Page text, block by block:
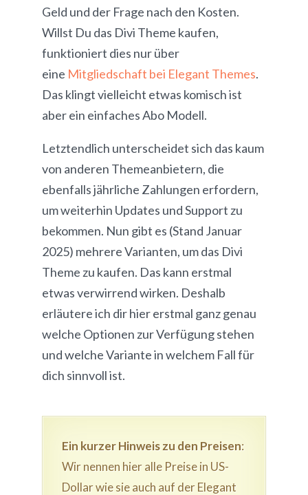
Geld und der Frage nach den Kosten.
Willst Du das Divi Theme kaufen,
funktioniert dies nur über
eine Mitgliedschaft bei Elegant Themes.
Das klingt vielleicht etwas komisch ist
aber ein einfaches Abo Modell.
Letztendlich unterscheidet sich das kaum
von anderen Themeanbietern, die
ebenfalls jährliche Zahlungen erfordern,
um weiterhin Updates und Support zu
bekommen. Nun gibt es (Stand Januar
2025) mehrere Varianten, um das Divi
Theme zu kaufen. Das kann erstmal
etwas verwirrend wirken. Deshalb
erläutere ich dir hier erstmal ganz genau
welche Optionen zur Verfügung stehen
und welche Variante in welchem Fall für
dich sinnvoll ist.
Ein kurzer Hinweis zu den Preisen:
Wir nennen hier alle Preise in US-
Dollar wie sie auch auf der Elegant